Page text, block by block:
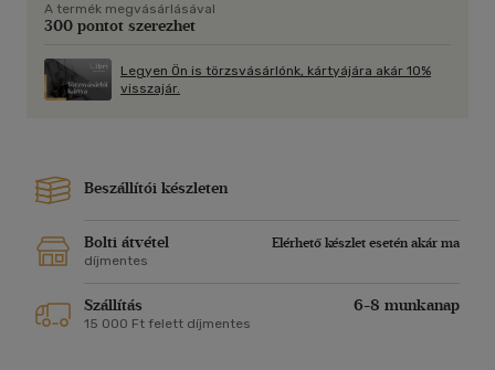
A termék megvásárlásával
300 pontot szerezhet
Legyen Ön is törzsvásárlónk, kártyájára akár 10%
visszajár.
Beszállítói készleten
Bolti átvétel
Elérhető készlet esetén akár ma
díjmentes
Szállítás 6-8 munkanap
15 000 Ft felett díjmentes